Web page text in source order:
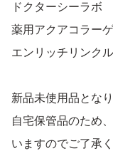
ドクターシーラボ
薬用アクアコラー
エンリッチリンク
新品未使用品となり
自宅保管品のため
いますのでご了承く